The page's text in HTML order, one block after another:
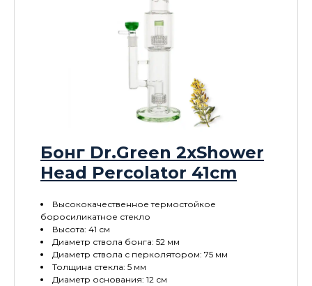
Бонг Dr.Green 2xShower
Head Percolator 41cm
Высококачественное термостойкое
боросиликатное стекло
Высота: 41 см
Диаметр ствола бонга: 52 мм
Диаметр ствола с перколятором: 75 мм
Толщина стекла: 5 мм
Диаметр основания: 12 см